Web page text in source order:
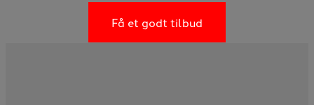
Få et godt tilbud